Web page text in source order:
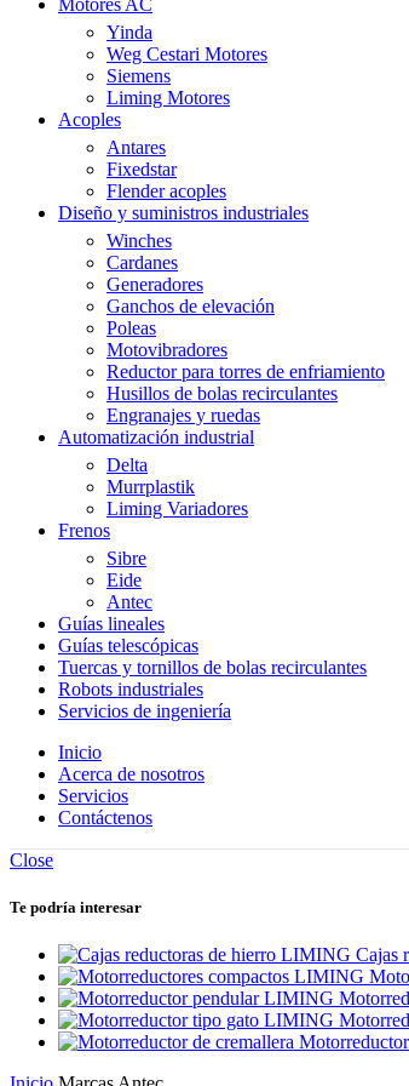
Motores AC
Yinda
Weg Cestari Motores
Siemens
Liming Motores
Acoples
Antares
Fixedstar
Flender acoples
Diseño y suministros industriales
Winches
Cardanes
Generadores
Ganchos de elevación
Poleas
Motovibradores
Reductor para torres de enfriamiento
Husillos de bolas recirculantes
Engranajes y ruedas
Automatización industrial
Delta
Murrplastik
Liming Variadores
Frenos
Sibre
Eide
Antec
Guías lineales
Guías telescópicas
Tuercas y tornillos de bolas recirculantes
Robots industriales
Servicios de ingeniería
Inicio
Acerca de nosotros
Servicios
Contáctenos
Close
Te podría interesar
Cajas